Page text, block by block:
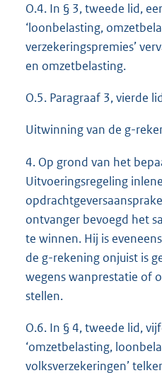
O.4. In § 3, tweede lid,
‘loonbelasting,
verzekeringspremies’
en omzetbelasting.
O.5. Paragraaf 3, vierde
Uitwinning van de g-
4. Op grond van het
Uitvoeringsregeling
ontvanger bevoegd het
te winnen. Hij is
de g-rekening onjuist is
wegens wanprestatie of
stellen.
O.6. In § 4, tweede lid,
‘omzetbelasting,
volksverzekeringen’